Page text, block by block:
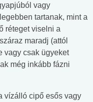
vagy
tartanak, mint a
réteget viselni a
maradj (attól
vagy csak ügyeket
még inkább fázni
vízálló cipő esős vagy